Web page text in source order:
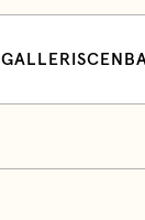
GALLERI SCEN